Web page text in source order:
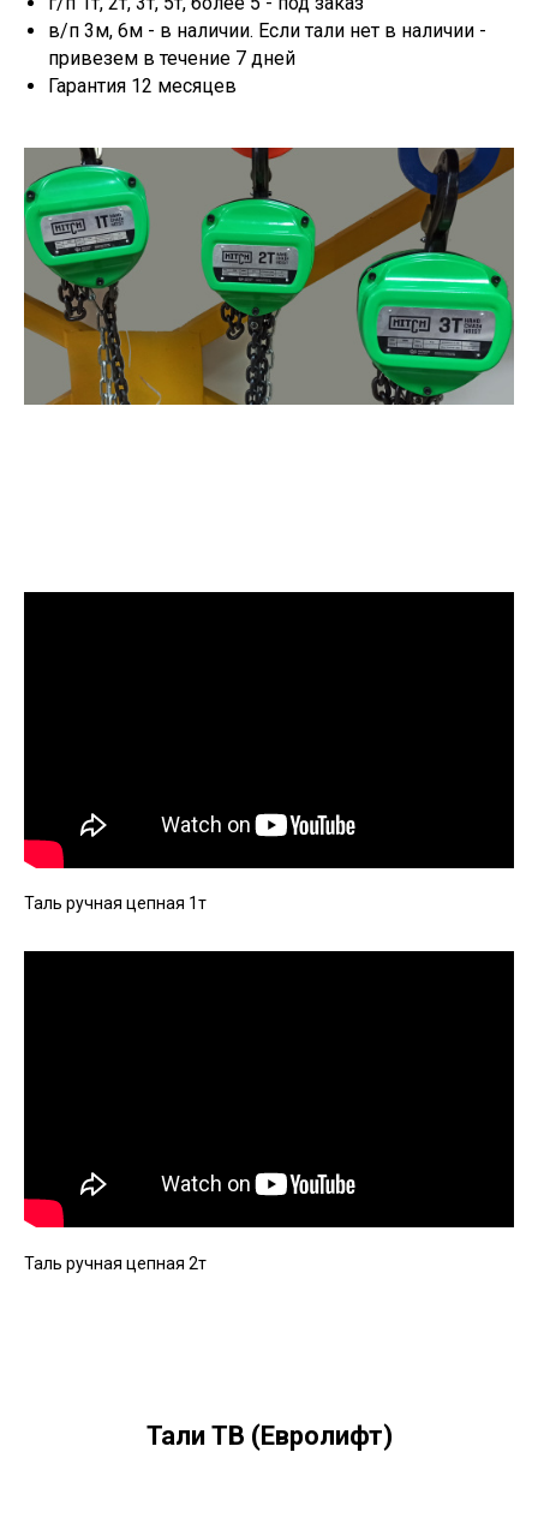
в/п 3м, 6м - в наличии. Если тали нет в наличии -
привезем в течение 7 дней
Гарантия 12 месяцев
Таль ручная цепная 1т
Таль ручная цепная 2т
Тали ТВ (Евролифт)